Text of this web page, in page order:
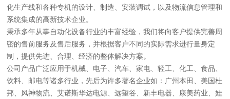
化生产线和各种专机的设计、制造、安装调试，以及物流信息管理和
系统集成的高新技术企业。
秉承多年从事自动化设备行业的丰富经验，我们将向客户提供完善周
密的售前服务及售后服务，并根据客户不同的实际需求进行量身定
制，提供先进、合理、经济的整体解决方案。
公司产品广泛应用于机械、电子、汽车、家电、轻工、化工、食品、
饮料、邮电等诸多行业，先后为许多著名企业如：广州本田、美国杜
邦、风神物流、艾诺斯华达电源、远望谷、新丰电器、康美药业、娃